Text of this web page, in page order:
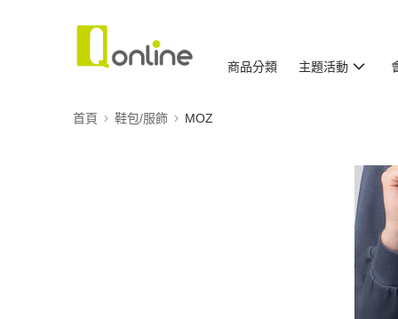
商品分類 主題活動
首頁 鞋包/服飾 MOZ